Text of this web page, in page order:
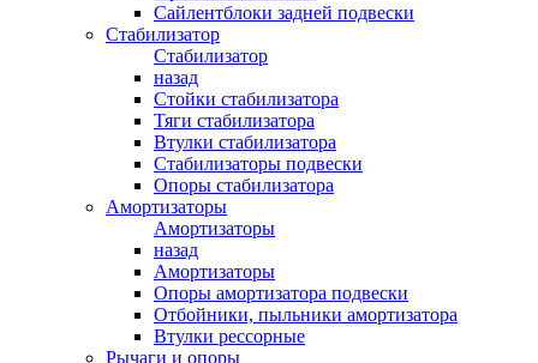
Сайлентблоки задней подвески
Стабилизатор
Стабилизатор
назад
Стойки стабилизатора
Тяги стабилизатора
Втулки стабилизатора
Стабилизаторы подвески
Опоры стабилизатора
Амортизаторы
Амортизаторы
назад
Амортизаторы
Опоры амортизатора подвески
Отбойники, пыльники амортизатора
Втулки рессорные
Рычаги и опоры